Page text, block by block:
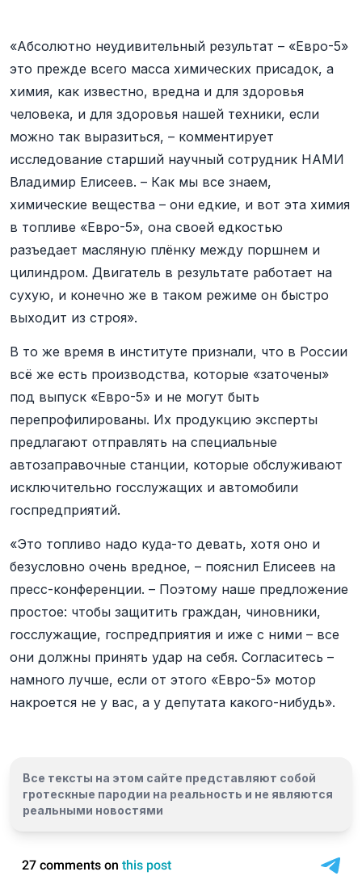
«Абсолютно неудивительный результат – «Евро-5»
это прежде всего масса химических присадок, а
химия, как известно, вредна и для здоровья
человека, и для здоровья нашей техники, если
можно так выразиться, – комментирует
исследование старший научный сотрудник НАМИ
Владимир Елисеев. – Как мы все знаем,
химические вещества – они едкие, и вот эта химия
в топливе «Евро-5», она своей едкостью
разъедает масляную плёнку между поршнем и
цилиндром. Двигатель в результате работает на
сухую, и конечно же в таком режиме он быстро
выходит из строя».
В то же время в институте признали, что в России
всё же есть производства, которые «заточены»
под выпуск «Евро-5» и не могут быть
перепрофилированы. Их продукцию эксперты
предлагают отправлять на специальные
автозаправочные станции, которые обслуживают
исключительно госслужащих и автомобили
госпредприятий.
«Это топливо надо куда-то девать, хотя оно и
безусловно очень вредное, – пояснил Елисеев на
пресс-конференции. – Поэтому наше предложение
простое: чтобы защитить граждан, чиновники,
госслужащие, госпредприятия и иже с ними – все
они должны принять удар на себя. Согласитесь –
намного лучше, если от этого «Евро-5» мотор
накроется не у вас, а у депутата какого-нибудь».
Все тексты на этом сайте представляют собой
гротескные пародии на реальность и не являются
реальными новостями